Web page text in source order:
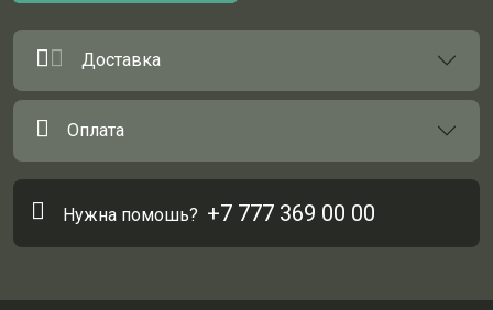
Доставка
Оплата
Нужна помошь? +7 777 369 00 00